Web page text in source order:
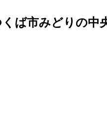
ば市みどりの中